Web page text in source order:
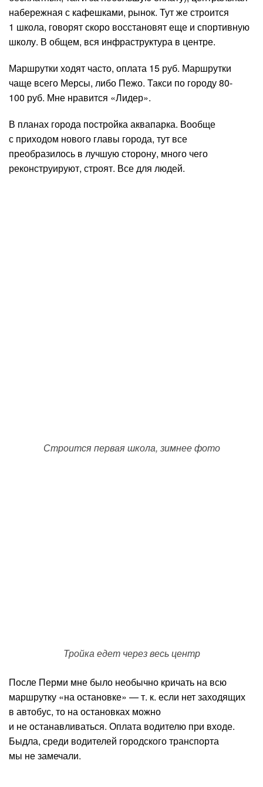
набережная с кафешками, рынок. Тут же строится
1 школа, говорят скоро восстановят еще и спортивную
школу. В общем, вся инфраструктура в центре.
Маршрутки ходят часто, оплата 15 руб. Маршрутки
чаще всего Мерсы, либо Пежо. Такси по городу 80-
100 руб. Мне нравится «Лидер».
В планах города постройка аквапарка. Вообще
с приходом нового главы города, тут все
преобразилось в лучшую сторону, много чего
реконструируют, строят. Все для людей.
Строится первая школа, зимнее фото
Тройка едет через весь центр
После Перми мне было необычно кричать на всю
маршрутку «на остановке» — т. к. если нет заходящих
в автобус, то на остановках можно
и не останавливаться. Оплата водителю при входе.
Быдла, среди водителей городского транспорта
мы не замечали.